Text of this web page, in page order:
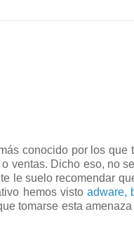
conocido por los que
o ventas. Dicho eso, no
le suelo recomendar
hemos visto adware,
tomarse esta amenaza